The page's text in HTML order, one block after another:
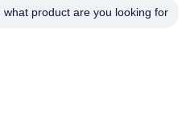
008613580404923
product are you looking for?